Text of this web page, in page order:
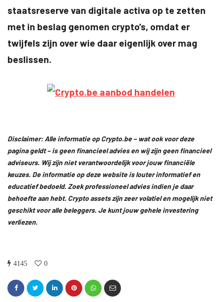
staatsreserve van digitale activa op te zetten
met in beslag genomen crypto’s, omdat er
twijfels zijn over wie daar eigenlijk over mag
beslissen.
Disclaimer: Alle informatie op Crypto.be – wat ook voor deze
pagina geldt – is geen financieel advies en wij zijn geen financieel
adviseurs. Wij zijn niet verantwoordelijk voor jouw financiële
keuzes. De informatie op deze website is louter informatief en
educatief bedoeld. Zoek professioneel advies indien je daar
behoefte aan hebt. Crypto assets zijn zeer volatiel en mogelijk niet
geschikt voor alle beleggers. Je kunt jouw gehele investering
verliezen.
4145 0